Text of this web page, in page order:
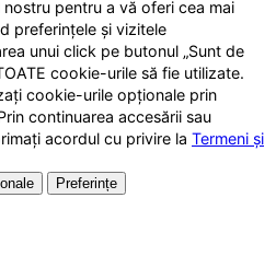
pentru a vă oferi cea mai
preferințele și vizitele
unui click pe butonul „Sunt de
cookie-urile să fie utilizate.
cookie-urile opționale prin
continuarea accesării sau
acordul cu privire la Termeni și
Preferințe